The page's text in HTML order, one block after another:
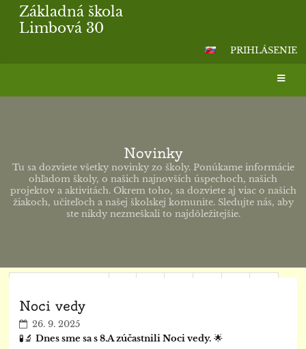
Základná škola
Limbová 30
PRIHLÁSENIE
Novinky
Tu sa dozviete všetky novinky zo školy. Ponúkame informácie
ohľadom školy, o našich najnovších úspechoch, našich
projektov a aktivitách. Okrem toho, sa dozviete aj viac o našich
žiakoch, učiteľoch a našej školskej komunite. Sledujte nás, aby
ste nikdy nezmeškali to najdôležitejšie.
Noci vedy
26. 9. 2025
🧪🔬Dnes sme sa s 8.A zúčastnili Noci vedy. 🌟
17
18 19